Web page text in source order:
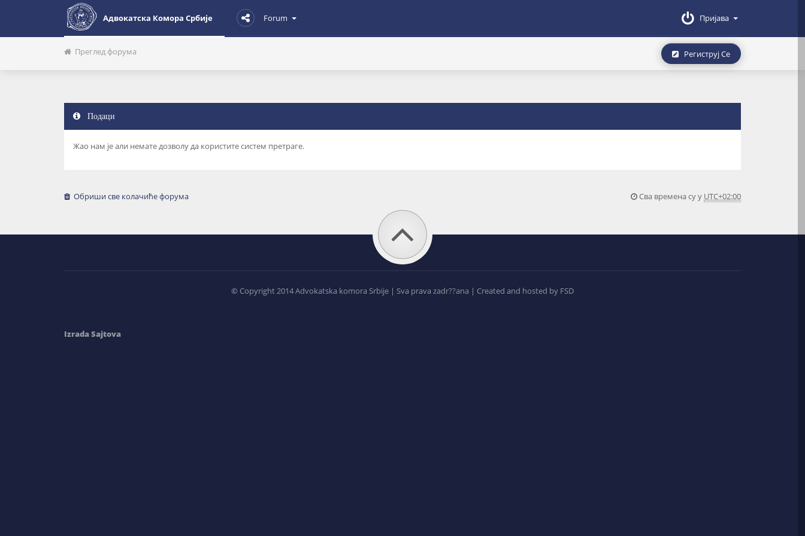
Адвокатска Комора Србије Forum Пријава
Преглед форума Региструј Се
Подаци
Жао нам је али немате дозволу да користите систем претраге.
Обриши све колачиће форума Сва времена су у UTC+02:00
© Copyright 2014 Advokatska komora Srbije | Sva prava zadr??ana | Created and hosted by FSD
Izrada Sajtova